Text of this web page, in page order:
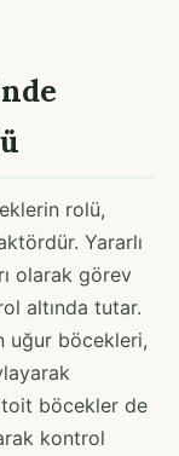
rolü,
Yararlı
olarak görev
altında tutar.
uğur böcekleri,
böcekler de
kontrol